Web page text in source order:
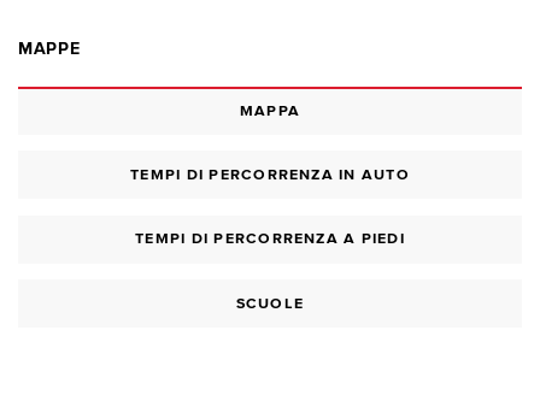
MAPPE
MAPPA
TEMPI DI PERCORRENZA IN AUTO
TEMPI DI PERCORRENZA A PIEDI
SCUOLE